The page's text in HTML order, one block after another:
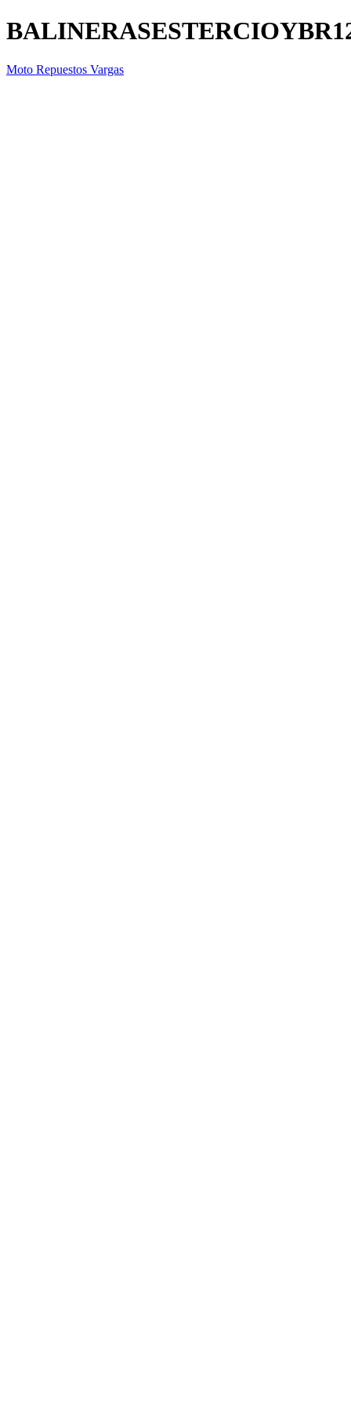
Moto Repuestos Vargas